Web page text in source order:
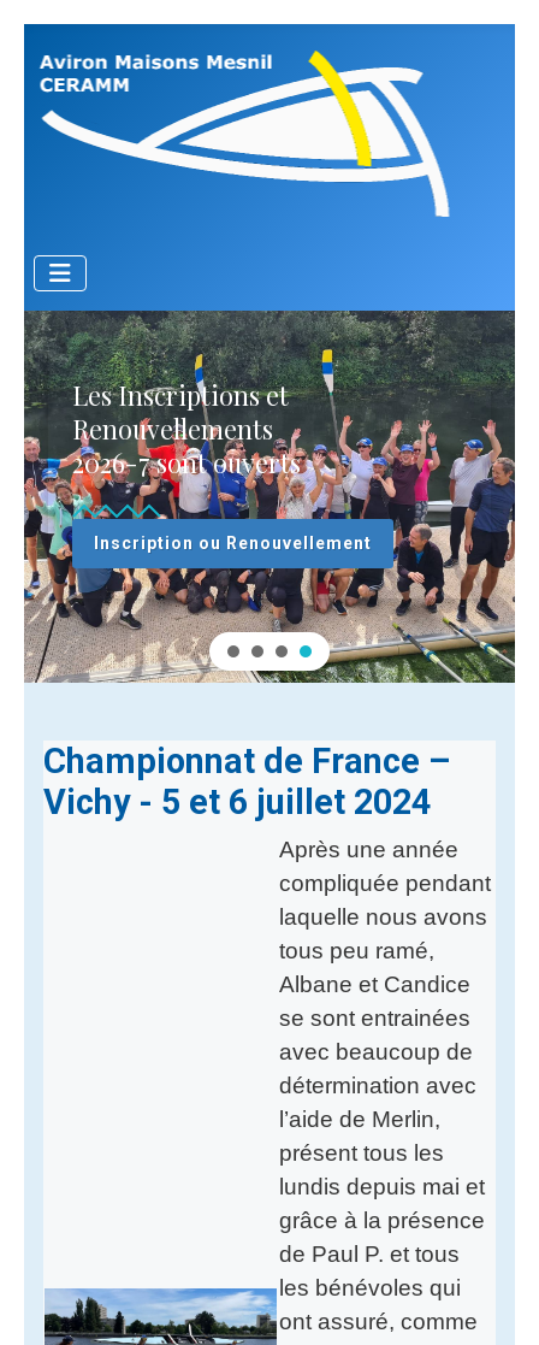
Les Inscriptions et
Renouvellements
2026-7 sont ouverts
Inscription ou Renouvellement
Championnat de France –
Vichy - 5 et 6 juillet 2024
Après une année
compliquée pendant
laquelle nous avons
tous peu ramé,
Albane et Candice
se sont entrainées
avec beaucoup de
détermination avec
l’aide de Merlin,
présent tous les
lundis depuis mai et
grâce à la présence
de Paul P. et tous
les bénévoles qui
ont assuré, comme